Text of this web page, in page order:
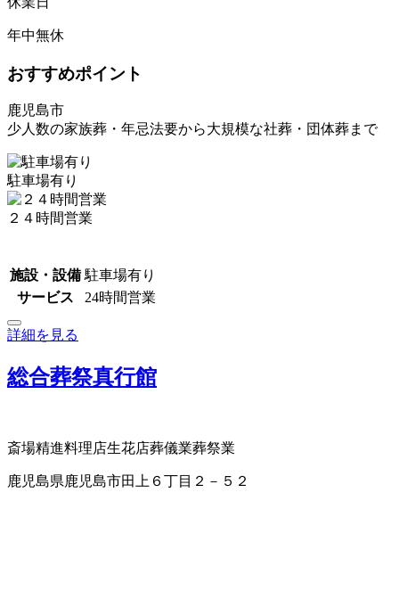
年中無休
おすすめポイント
鹿児島市
少人数の家族葬・年忌法要から大規模な社葬・団体葬まで
駐車場有り
２４時間営業
施設・設備 駐車場有り
サービス
24時間営業
詳細を見る
総合葬祭真行館
斎場精進料理店生花店葬儀業葬祭業
鹿児島県鹿児島市田上６丁目２－５２